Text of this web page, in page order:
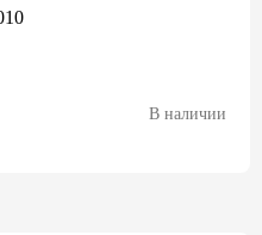
В наличии